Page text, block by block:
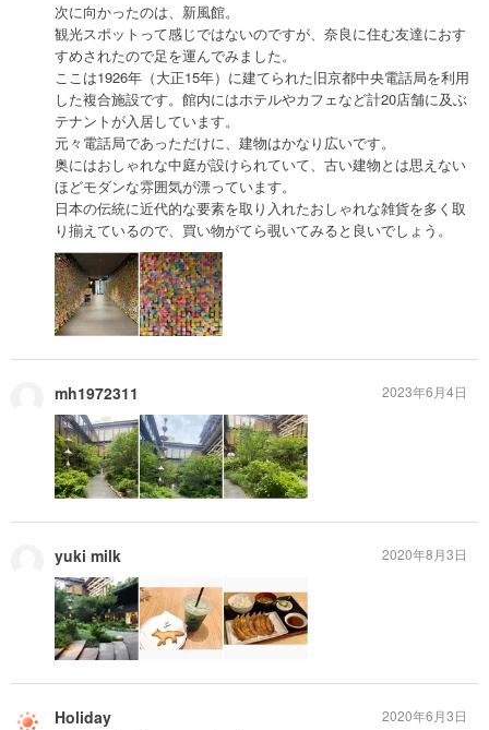
次に向かったのは、新風館。
観光スポットって感じではないのですが、奈良に住む友達におす
すめされたので足を運んでみました。
ここは1926年（大正15年）に建てられた旧京都中央電話局を利用
した複合施設です。館内にはホテルやカフェなど計20店舗に及ぶ
テナントが入居しています。
元々電話局であっただけに、建物はかなり広いです。
奥にはおしゃれな中庭が設けられていて、古い建物とは思えない
ほどモダンな雰囲気が漂っています。
日本の伝統に近代的な要素を取り入れたおしゃれな雑貨を多く取
り揃えているので、買い物がてら覗いてみると良いでしょう。
mh1972311 2023年6月4日
yuki milk 2020年8月3日
Holiday 2020年6月3日